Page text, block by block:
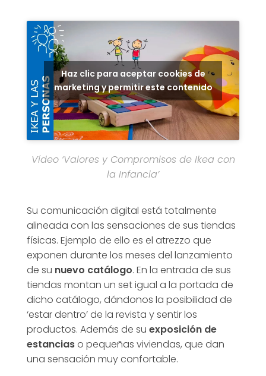
Haz clic para aceptar cookies de
marketing y permitir este contenido
Vídeo‘Valores y Compromisos de Ikea con
la Infancia’
Su comunicación digital está totalmente
alineada con las sensaciones de sus tiendas
físicas. Ejemplo de ello es el atrezzo que
exponen durante los meses del lanzamiento
de su nuevo catálogo. En la entrada de sus
tiendas montan un set igual a la portada de
dicho catálogo, dándonos la posibilidad de
‘estar dentro’ de la revista y sentir los
productos. Además de su exposición de
estanciaso pequeñas viviendas, que dan
una sensación muy confortable.